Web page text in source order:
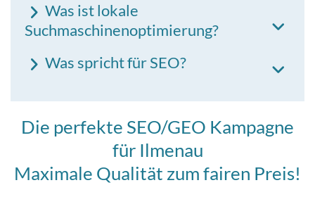
Was ist lokale
Suchmaschinenoptimierung?
Was spricht für SEO?
Die perfekte SEO/GEO Kampagne
für Ilmenau
Maximale Qualität zum fairen Preis!